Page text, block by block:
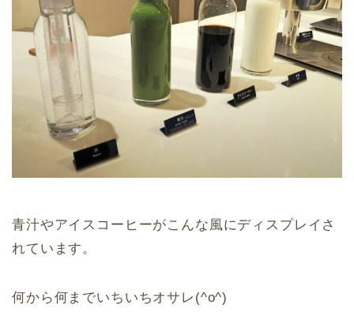
青汁やアイスコーヒーがこんな風にディスプレイさ
れています。
何から何までいちいちオサレ(^o^)